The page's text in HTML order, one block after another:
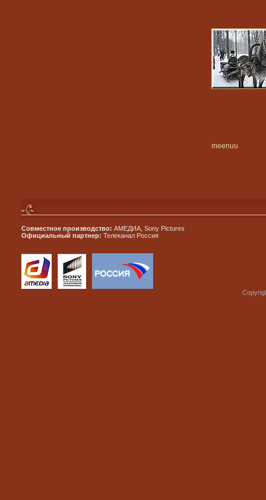
meenuu
Совместное производство: АМЕДИА, Sony Pictures
Официальный партнер: Телеканал Россия